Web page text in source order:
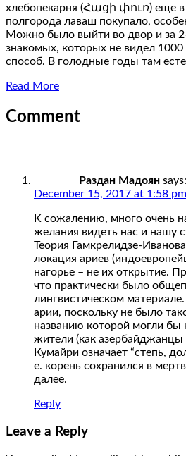
хлебопекарня (Հացի փուռ) еще в
полгорода лаваш покупало,
Можно было выйти во двор и за
знакомых, которых не видел
способ. В голодные годы там
Read More
Comment
Раздан Мадоян says:
December 15, 2017 at 1:58 pm
K сожалению, много очень
желания видеть нас и нашу
Теория Гамкрелидзе-
локация ариев
нагорье – не их открытие.
что практически было
лингвистическом
арии, поскольку не было
названию которой могли бы
жители (как азербайджанцы
Кумайри означает “степь,
е. корень сохранился в
далее.
Reply
Leave a Reply